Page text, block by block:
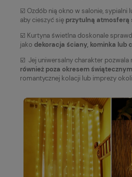
☑️ Ozdób nią okno w salonie, sypialni
aby cieszyć się przytulną atmosferą
☑️ Kurtyna świetlna doskonale
jako dekoracja ściany, kominka lub
☑️ Jej uniwersalny charakter pozwala
również poza okresem świątecznym
romantycznej kolacji lub imprezy